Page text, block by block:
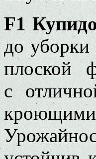
F1
до уборки
плоской
с